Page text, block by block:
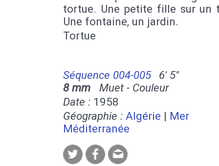
tortue. Une petite fille sur un
Une fontaine, un jardin.
Tortue
Séquence 004-005
6' 5''
8 mm Muet - Couleur
Date : 1958
Géographie : Algérie | Mer
Méditerranée